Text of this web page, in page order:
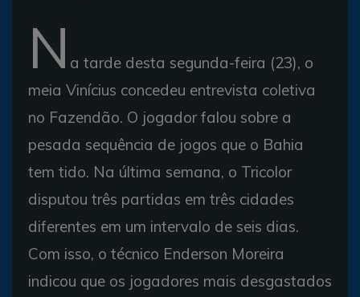
N a tarde desta segunda-feira (23), o
meia Vinícius concedeu entrevista coletiva
no Fazendão. O jogador falou sobre a
pesada sequência de jogos que o Bahia
tem tido. Na última semana, o Tricolor
disputou três partidas em três cidades
diferentes em um intervalo de seis dias.
Com isso, o técnico Enderson Moreira
indicou que os jogadores mais desgastados